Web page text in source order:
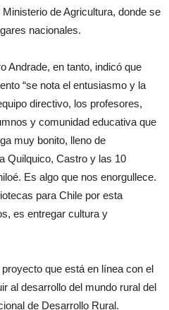
de Agricultura, donde se
nacionales.
Andrade, en tanto, indicó que
“se nota el entusiasmo y la
directivo, los profesores,
y comunidad educativa que
muy bonito, lleno de
Quilquico, Castro y las 10
Es algo que nos enorgullece.
para Chile por esta
es entregar cultura y
que está en línea con el
al desarrollo del mundo rural del
de Desarrollo Rural.